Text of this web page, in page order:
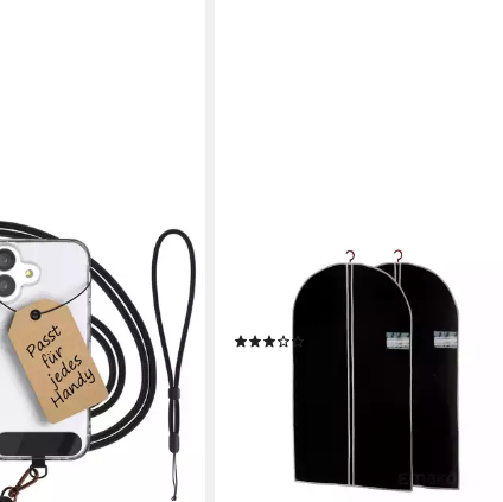
Kleiderschutzhülle Schutzhüllen für
Kleidung 2 Stück: 150x60 cm
Kleiderhülle
19,99 € 25,99 €
lieferbar - in 3-4 Werktagen bei dir